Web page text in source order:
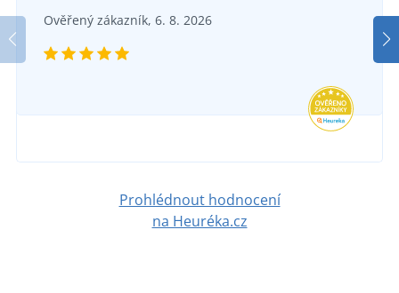
Dětská mikina na zip z biobavlny 8026k
735 Kč
Ověřený zákazník, 6. 8. 2026
Prohlédnout hodnocení
na Heuréka.cz